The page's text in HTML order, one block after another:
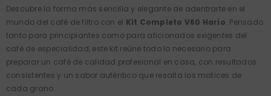
Descubre la forma más sencilla y elegante de adentrarte en el
mundo del café de filtro con el Kit Completo V60 Hario. Pensado
tanto para principiantes como para aficionados exigentes del
café de especialidad, este kit reúne todo lo necesario para
preparar un café de calidad profesional en casa, con resultados
consistentes y un sabor auténtico que resalta los matices de
cada grano.